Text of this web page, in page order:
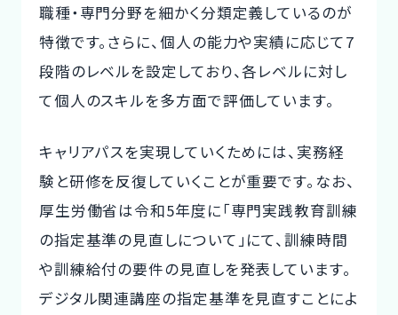
職種・専門分野を細かく分類定義しているのが
特徴です。さらに、個人の能力や実績に応じて7
段階のレベルを設定しており、各レベルに対し
て個人のスキルを多方面で評価しています。
キャリアパスを実現していくためには、実務経
験と研修を反復していくことが重要です。なお、
厚生労働省は令和5年度に「専門実践教育訓練
の指定基準の見直しについて」にて、訓練時間
や訓練給付の要件の見直しを発表しています。
デジタル関連講座の指定基準を見直すことによ